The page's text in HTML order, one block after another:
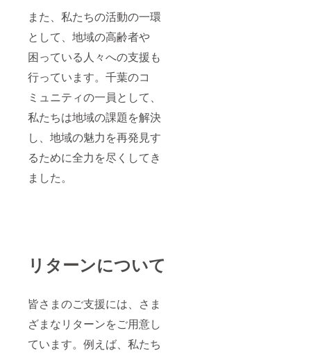
また、私たちの活動の一環
として、地域の高齢者や
困っている人々への支援も
行っています。千葉のコ
ミュニティの一員として、
私たちは地域の課題を解決
し、地域の魅力を再発見す
るために全力を尽くしてき
ました。
リターンについて
皆さまのご支援には、さま
ざまなリターンをご用意し
ています。例えば、私たち